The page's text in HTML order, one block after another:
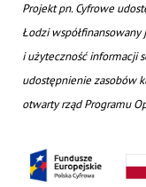
Projekt pn. Cyfrowe
Łodzi współfinansowany
i użyteczność informacji
udostępnienie zasobów
otwarty rząd Programu